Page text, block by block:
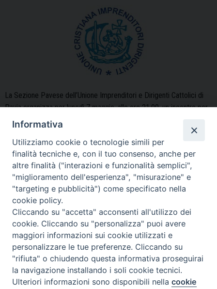
La Sezione Pavese dell’Unione Imprenditori e Dirigenti Cattolici di
Pavia organizza per lunedì 7 maggio, alle ore 21,00, un incontro per
conoscere e approfondire il tema su “Il pensiero di Sant’Agostino
nell’economia del suo tempo”.La serata si svolgerà presso il Centro
Agostiniano di Pavia, Piazza San Pietro in Ciel d’Oro ed avrà come
relatore Padre Giancarlo Ceriotti, Sacerdote dell’Ordine Agostiniano,
autore di numerosi saggi su …Continue readingIncontro
UCID
»
La lezione di Max: “La vita è bella,
state attenti”
Preferenze Cookie
Informativa
Utilizziamo cookie o tecnologie simili per
finalità tecniche e, con il tuo consenso, anche per
altre finalità ("interazioni e funzionalità semplici",
"miglioramento dell'esperienza", "misurazione" e
"targeting e pubblicità") come specificato nella
cookie policy.
Cliccando su "accetta" acconsenti all'utilizzo dei
cookie. Cliccando su "personalizza" puoi avere
maggiori informazioni sui cookie utilizzati e
personalizzare le tue preferenze. Cliccando su
"rifiuta" o chiudendo questa informativa proseguirai
la navigazione installando i soli cookie tecnici.
Ulteriori informazioni sono disponibili nellacookie